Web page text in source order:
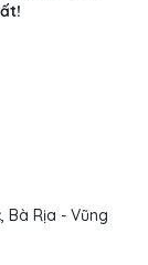
Bà Rịa - Vũng